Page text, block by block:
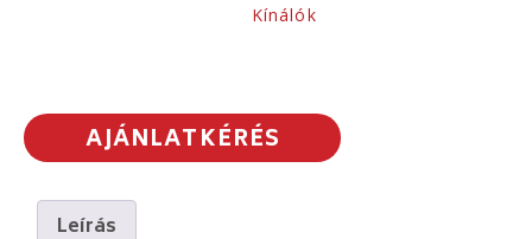
Kínálók
AJÁNLATKÉRÉS
Leírás